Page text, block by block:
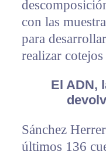
con las
para
realizar
El ADN,
Sánchez
últimos 136